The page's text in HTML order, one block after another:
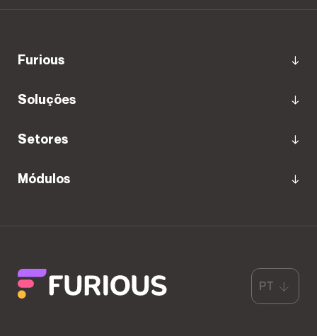
Furious
Soluções
Setores
Módulos
PT